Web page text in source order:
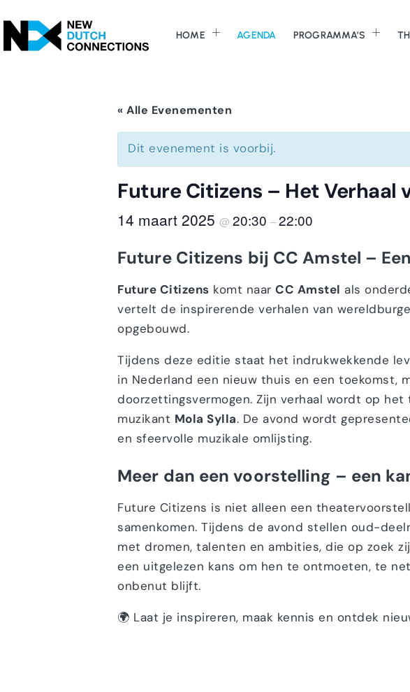
HOME AGENDA PROGRAMMA’S
« Alle Evenementen
Dit evenement is voorbij.
Future Citizens – Het Verhaal
14 maart 2025 @ 20:30 –22:00
Future Citizens bij CC Amstel –
Future Citizens komt naar CC Amstel als
vertelt de inspirerende verhalen van
opgebouwd.
Tijdens deze editie staat het indrukwekkende
in Nederland een nieuw thuis en een toekomst,
doorzettingsvermogen. Zijn verhaal wordt op
muzikant Mola Sylla. De avond wordt
en sfeervolle muzikale omlijsting.
Meer dan een voorstelling – een
Future Citizens is niet alleen een
samenkomen. Tijdens de avond stellen oud-
met dromen, talenten en ambities, die op zoek
een uitgelezen kans om hen te ontmoeten, te
onbenut blijft.
🌍 Laat je inspireren, maak kennis en ontdek